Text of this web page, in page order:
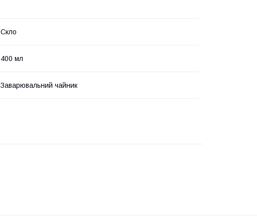
Скло
400 мл
Заварювальний чайник